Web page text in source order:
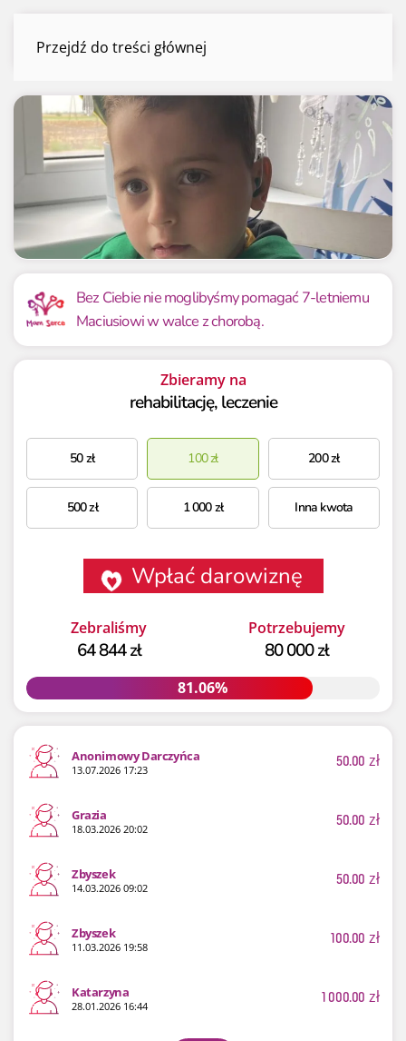
Przejdź do treści głównejMaciuś Błaszak
Mamy już
64 844 zł
Potrzebujemy
80 000 zł
81.06% 81.06%
Bez Ciebie nie moglibyśmy pomagać 7-letniemu
Maciusiowi w walce z chorobą.
Zbieramy na
rehabilitację, leczenie
50zł 100zł 200zł
500zł 1 000zł Inna kwota
Wpłać darowiznę
Zebraliśmy
64 844 zł
Potrzebujemy
80 000 zł
81.06%
81.06%
Anonimowy Darczyńca
13.07.2026 17:23 50.00 zł
Grazia
18.03.2026 20:02 50.00 zł
Zbyszek
14.03.2026 09:02 50.00 zł
Zbyszek
11.03.2026 19:58 100.00 zł
Katarzyna
28.01.2026 16:44 1 000.00 zł